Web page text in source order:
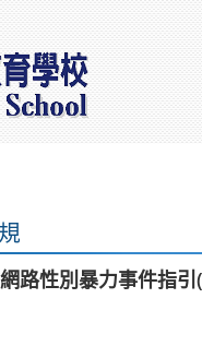
路性別暴力事件指